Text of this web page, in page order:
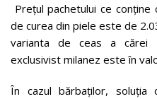
Prețul pachetului ce conține
de curea din piele este de
varianta de ceas a cărei
exclusivist milanez este în
În cazul bărbaților, soluția